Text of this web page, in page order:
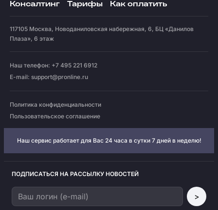
Консалтинг
Тарифы Как оплатить
117105 Москва, Новоданиловская набережная, 6, БЦ «Данилов
Плаза», 6 этаж
Наш телефон: +7 495 221 6912
E-mail: support@pronline.ru
Политика конфиденциальности
Пользовательское соглашение
Наш сервис работает для Вас 24 часа в сутки 7 дней в неделю!
ПОДПИСАТЬСЯ НА РАССЫЛКУ НОВОСТЕЙ